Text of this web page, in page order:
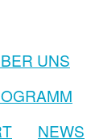
UNS
NEWS